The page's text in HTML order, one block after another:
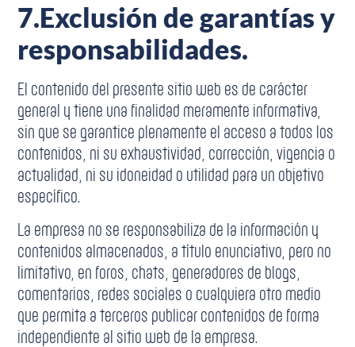
7.Exclusión de garantías y
responsabilidades.
El contenido del presente sitio web es de carácter
general y tiene una finalidad meramente informativa,
sin que se garantice plenamente el acceso a todos los
contenidos, ni su exhaustividad, corrección, vigencia o
actualidad, ni su idoneidad o utilidad para un objetivo
específico.
La empresa no se responsabiliza de la información y
contenidos almacenados, a título enunciativo, pero no
limitativo, en foros, chats, generadores de blogs,
comentarios, redes sociales o cualquiera otro medio
que permita a terceros publicar contenidos de forma
independiente al sitio web de la empresa.